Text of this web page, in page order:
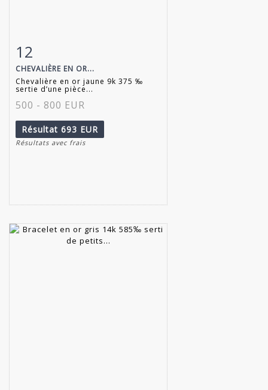
Fiche détaillée
12
CHEVALIÈRE EN OR...
Chevalière en or jaune 9k 375 ‰
sertie d’une pièce...
500 - 800 EUR
Résultat 693 EUR
Résultats avec frais